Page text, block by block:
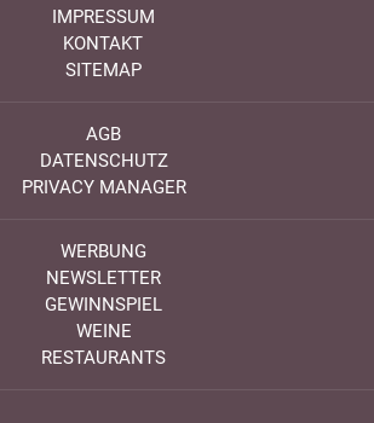
IMPRESSUM
KONTAKT
SITEMAP
AGB
DATENSCHUTZ
PRIVACY MANAGER
WERBUNG
NEWSLETTER
GEWINNSPIEL
WEINE
RESTAURANTS